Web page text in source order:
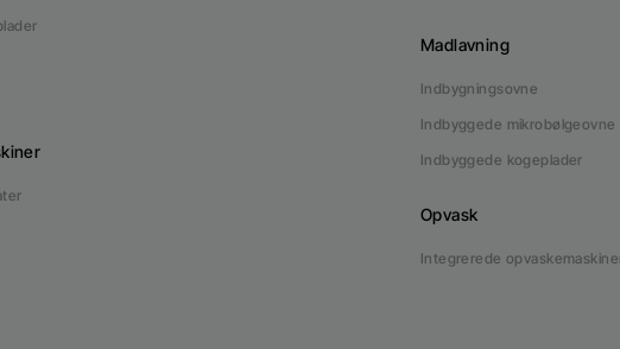
Madlavning
Indbygningsovne
Indbyggede mikrobølgeovne
Indbyggede kogeplader
Opvask
Integrerede